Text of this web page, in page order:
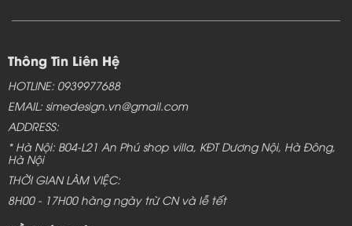
Thông Tin Liên Hệ
HOTLINE: 0939977688
EMAIL: simedesign.vn@gmail.com
ADDRESS:
* Hà Nội: B04-L21 An Phú shop villa, KĐT Dương Nội, Hà Đông,
Hà Nội
THỜI GIAN LÀM VIỆC:
8H00 - 17H00 hàng ngày trừ CN và lễ tết